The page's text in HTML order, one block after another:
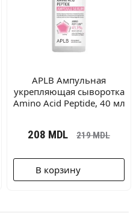
APLB Ампульная
укрепляющая сыворотка
Amino Acid Peptide, 40 мл
208 MDL 219MDL
В корзину